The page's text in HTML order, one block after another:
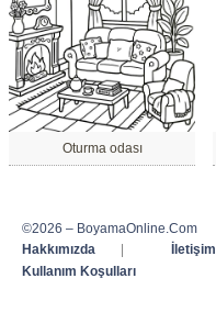
Oturma odası
©2026 – BoyamaOnline.Com
Hakkımızda
İletişim
Kullanım Koşulları